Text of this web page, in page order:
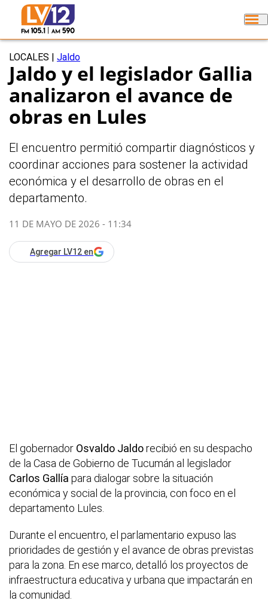
LOCALES Jaldo
Jaldo y el legislador Gallia
analizaron el avance de
obras en Lules
El encuentro permitió compartir diagnósticos y
coordinar acciones para sostener la actividad
económica y el desarrollo de obras en el
departamento.
11 DE MAYO DE 2026 - 11:34
Agregar LV12 en
El gobernador Osvaldo Jaldorecibió en su despacho
de la Casa de Gobierno de Tucumán al legislador
Carlos Gallía para dialogar sobre la situación
económica y social de la provincia, con foco en el
departamento Lules.
Durante el encuentro, el parlamentario expuso las
prioridades de gestión y el avance de obras previstas
para la zona. En ese marco, detalló los proyectos de
infraestructura educativa y urbana que impactarán en
la comunidad.